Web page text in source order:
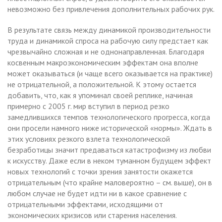
невозможно без привлечения дополнительных рабочих рук.
В результате связь между динамикой производительности
труда и динамикой спроса на рабочую силу предстает как
чрезвычайно сложная и не однонаправленная. Благодаря
косвенным макроэкономическим эффектам она вполне
может оказываться (и чаще всего оказывается на практике)
не отрицательной, а положительной. К этому остается
добавить, что, как я упоминал своей реплике, начиная
примерно с 2005 г. мир вступил в период резко
замедлившихся темпов технологического прогресса, когда
они просели намного ниже исторической «нормы». Ждать в
этих условиях резкого взлета технологической
безработицы значит предаваться катастрофизму из любви
к искусству. Даже если в неком туманном будущем эффект
новых технологий с точки зрения занятости окажется
отрицательным (что крайне маловероятно – см. выше), он в
любом случае не будет идти ни в какое сравнение с
отрицательными эффектами, исходящими от
экономических кризисов или старения населения.